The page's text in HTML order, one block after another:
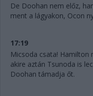
De Doohan nem előz,
ment a lágyakon, Ocon
17:19
Micsoda csata! Hamilton
akire aztán Tsunoda is
Doohan támadja őt.